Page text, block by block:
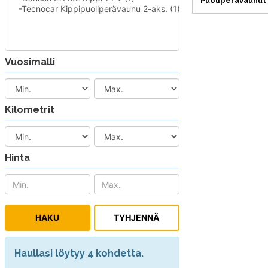
Vuosimalli
Kilometrit
Hinta
Haullasi löytyy 4 kohdetta.